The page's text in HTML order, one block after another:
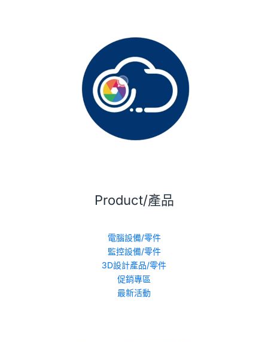
Product/產品
電腦設備/零件
監控設備/零件
3D設計產品/零件
促銷專區
最新活動